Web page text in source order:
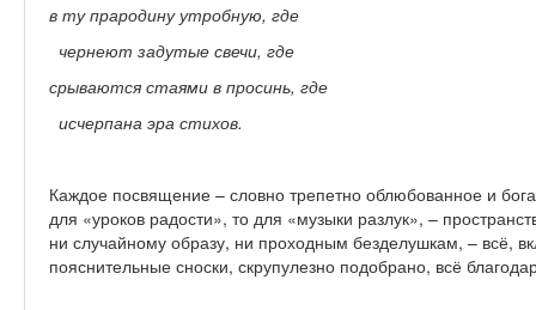
в ту прародину утробную, где
чернеют задутые свечи, где
срываются стаями в просинь, где
исчерпана эра стихов.
Каждое посвящение – словно трепетно облюбованное и
для «уроков радости», то для «музыки разлук», –
ни случайному образу, ни проходным безделушкам, – всё,
пояснительные сноски, скрупулезно подобрано, всё